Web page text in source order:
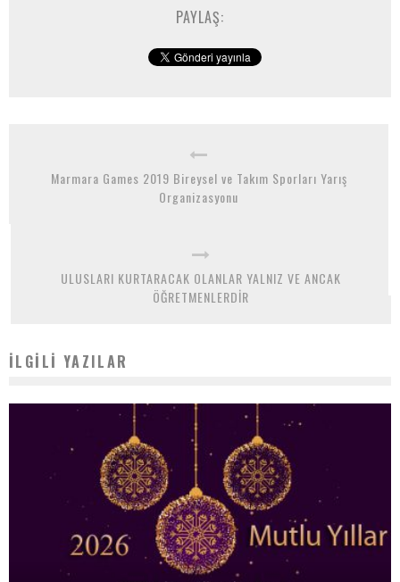
PAYLAŞ:
Marmara Games 2019 Bireysel ve Takım Sporları Yarış
Organizasyonu
ULUSLARI KURTARACAK OLANLAR YALNIZ VE ANCAK
ÖĞRETMENLERDİR
İLGILI YAZILAR